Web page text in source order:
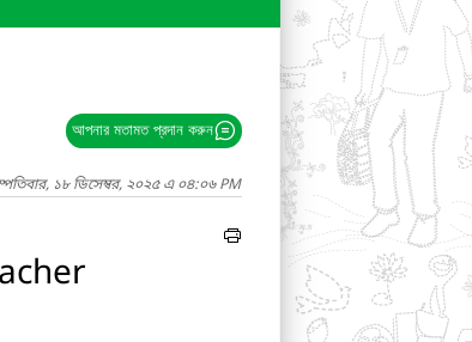
আপনার মতামত প্রদান করুন
১৮ ডিসেম্বর, ২০২৫ এ ০৪:০৬ PM